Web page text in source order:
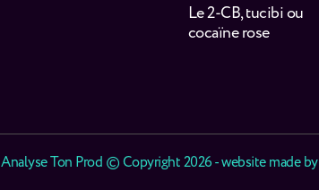
Le 2-CB, tucibi ou
cocaïne rose
Analyse Ton Prod © Copyright 2026 - website made by